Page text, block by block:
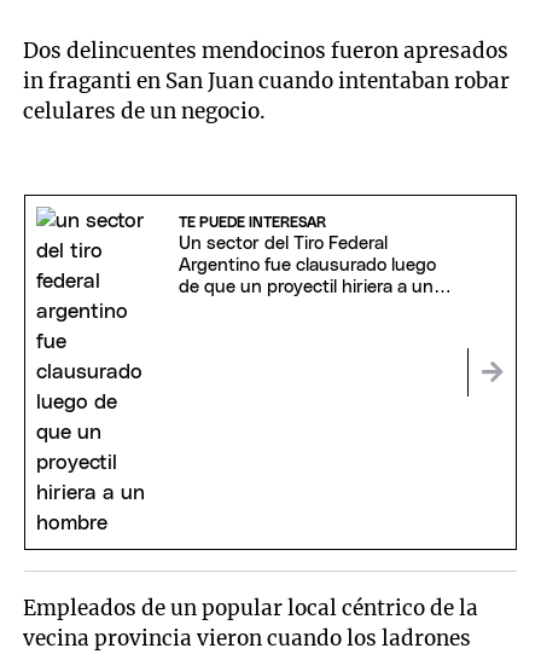
Dos delincuentes mendocinos fueron apresados
in fraganti en San Juan cuando intentaban robar
celulares de un negocio.
TE PUEDE INTERESAR
Un sector del Tiro Federal
Argentino fue clausurado luego
de que un proyectil hiriera a un
Empleados de un popular local céntrico de la
vecina provincia vieron cuando los ladrones